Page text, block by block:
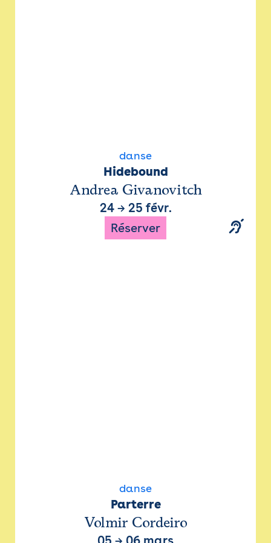
danse
Hidebound
Andrea Givanovitch
24→ 25 févr.
Réserver
danse
Parterre
Volmir Cordeiro